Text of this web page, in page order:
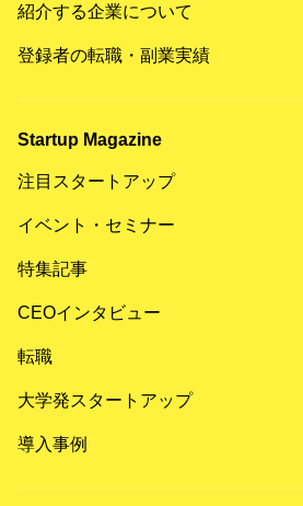
紹介する企業について
登録者の転職・副業実績
Startup Magazine
注目スタートアップ
イベント・セミナー
特集記事
CEOインタビュー
転職
大学発スタートアップ
導入事例